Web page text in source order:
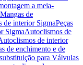
a meia-
Mangas de
de interior SigmaPeças
SigmaAutoclismos de
de interior
de enchimento e de
para Válvulas